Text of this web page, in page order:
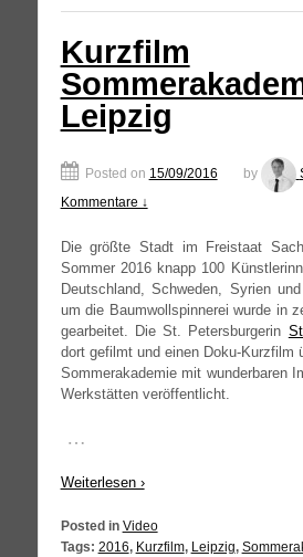
Kurzfilm
Leipzig
Posted on 15/09/2016 by
Kommentare ↓
Die größ­te Stadt im Frei­staat
Som­mer 2016 knapp 100
Deutsch­land, Schwe­den, Syri­en
um die Baum­woll­spin­ne­rei wur­de in
gear­bei­tet. Die St. Peters­bur­ge­rin
dort gefilmt und einen Doku-Kurzfilm
Som­mer­aka­de­mie mit wun­der­ba­ren
Werk­stät­ten veröffentlicht.
…
Wei­ter­le­sen ›
Posted in Video
Tags: 2016, Kurzfilm, Leipzig,